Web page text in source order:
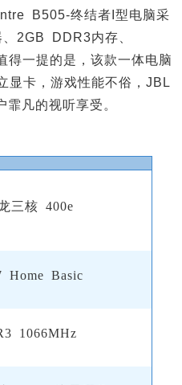
B505-终结者I型电脑采
2GB DDR3内存、
一提的是，该款一体电脑
卡，游戏性能不俗，JBL
凡的视听享受。
三核 400e
Home Basic
1066MHz